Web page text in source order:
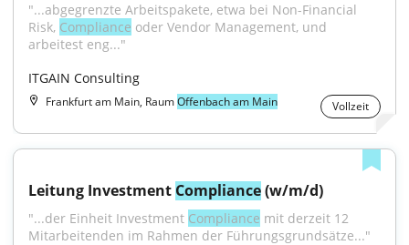
"...abgegrenzte Arbeitspakete, etwa bei Non-Financial
Risk, Compliance oder Vendor Management, und
arbeitest eng..."
ITGAIN Consulting
Frankfurt am Main, RaumOffenbach am Main Vollzeit
Leitung Investment Compliance (w/m/d)
"...der Einheit Investment Compliance mit derzeit 12
Mitarbeitenden im Rahmen der Führungsgrundsätze..."